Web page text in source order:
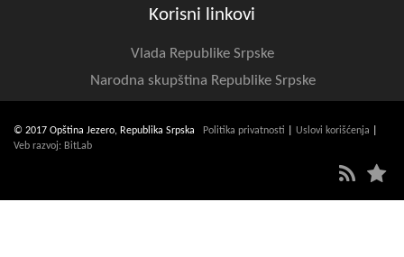
Korisni linkovi
Vlada Republike Srpske
Narodna skupština Republike Srpske
© 2017 Opština Jezero, Republika Srpska Politika privatnosti Uslovi korišćenja
Veb razvoj: BitLab